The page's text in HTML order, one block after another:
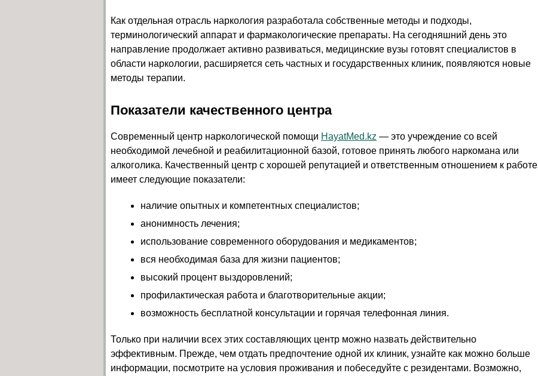
Как отдельная отрасль наркология разработала собственные методы и подходы,
терминологический аппарат и фармакологические препараты. На сегодняшний день это
направление продолжает активно развиваться, медицинские вузы готовят специалистов в
области наркологии, расширяется сеть частных и государственных клиник, появляются новые
методы терапии.
Показатели качественного центра
Современный центр наркологической помощи HayatMed.kz — это учреждение со всей
необходимой лечебной и реабилитационной базой, готовое принять любого наркомана или
алкоголика. Качественный центр с хорошей репутацией и ответственным отношением к работе
имеет следующие показатели:
наличие опытных и компетентных специалистов;
анонимность лечения;
использование современного оборудования и медикаментов;
вся необходимая база для жизни пациентов;
высокий процент выздоровлений;
профилактическая работа и благотворительные акции;
возможность бесплатной консультации и горячая телефонная линия.
Только при наличии всех этих составляющих центр можно назвать действительно
эффективным. Прежде, чем отдать предпочтение одной их клиник, узнайте как можно больше
информации, посмотрите на условия проживания и побеседуйте с резидентами. Возможно,